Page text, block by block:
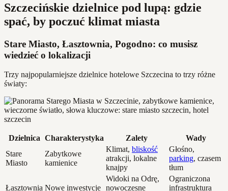
Szczecińskie dzielnice pod lupą: gdzie
spać, by poczuć klimat miasta
Stare Miasto, Łasztownia, Pogodno: co musisz
wiedzieć o lokalizacji
Trzy najpopularniejsze dzielnice hotelowe Szczecina to trzy różne
światy:
Dzielnica Charakterystyka Zalety
Wady
Stare
Miasto
Zabytkowe
kamienice
Klimat, bliskość
atrakcji, lokalne
knajpy
Głośno,
parking, czasem
tłum
Łasztownia Nowe inwestycje
Widoki na Odrę,
nowoczesne
Ograniczona
infrastruktura